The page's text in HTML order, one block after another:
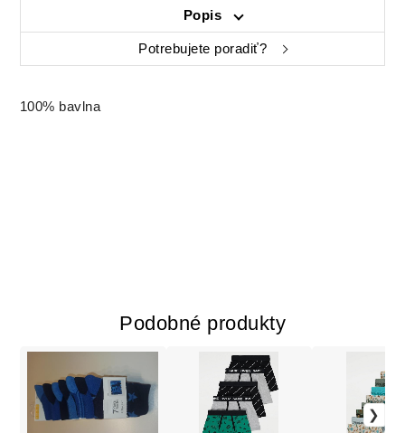
Popis
Potrebujete poradiť?
100% bavlna
Podobné produkty